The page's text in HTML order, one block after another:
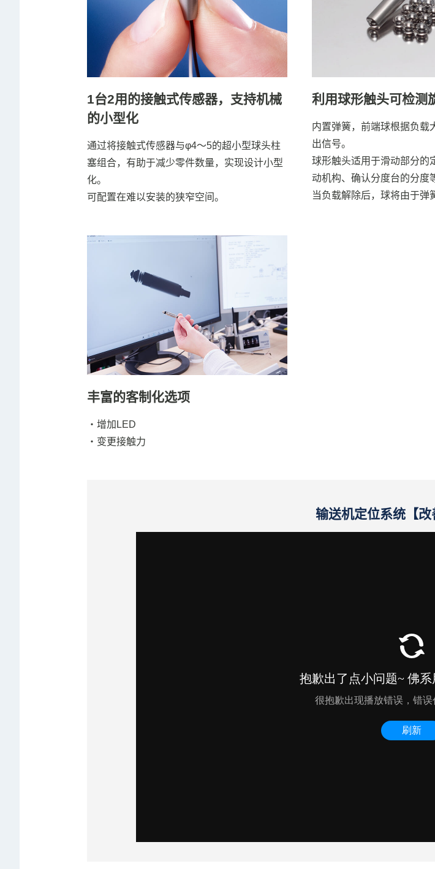
1台2用的接触式传感器，支持机械
的小型化
通过将接触式传感器与φ4～5的超小型球头柱
塞组合，有助于减少零件数量，实现设计小型
化。
可配置在难以安装的狭窄空间。
利用球形触头可检测
内置弹簧，前端球根据负载
出信号。
球形触头适用于滑动部分的
动机构、确认分度台的分度
当负载解除后，球将由于弹
丰富的客制化选项
・增加LED
・变更接触力
输送机定位系统【改